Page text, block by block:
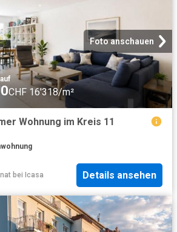
Foto anschauen
CHF 16'318/m²
Wohnung im Kreis 11
bei Icasa Details ansehen